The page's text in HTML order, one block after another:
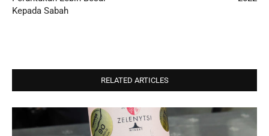
Kepada Sabah
RELATED ARTICLES